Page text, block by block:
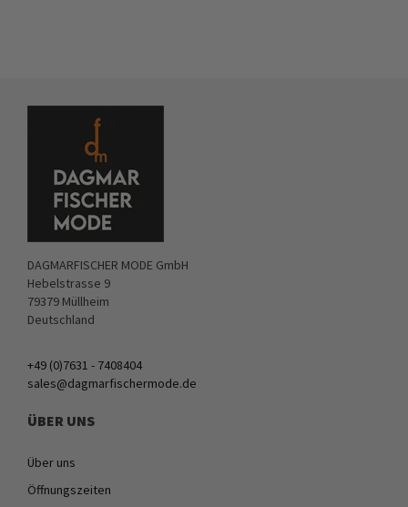
DAGMARFISCHER MODE GmbH
Hebelstrasse 9
79379 Müllheim
Deutschland
+49 (0)7631 - 7408404
sales@dagmarfischermode.de
ÜBER UNS
Über uns
Öffnungszeiten